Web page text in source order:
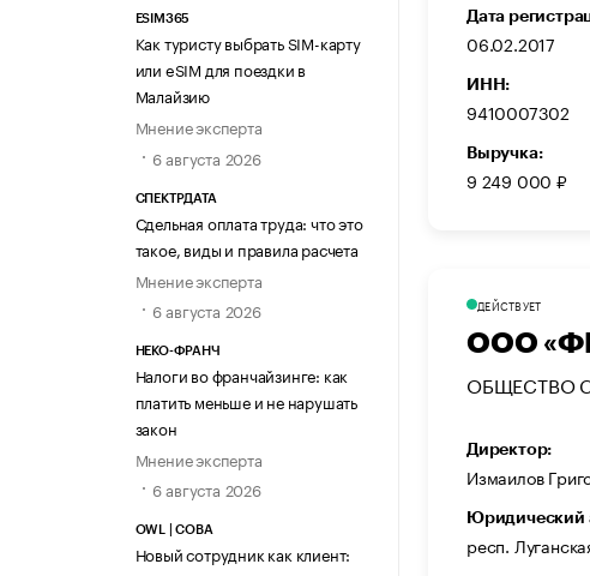
ESIM365
Как туристу выбрать SIM-карту
или eSIM для поездки в
Малайзию
Мнение эксперта
6 августа 2026
СПЕКТРДАТА
Сдельная оплата труда: что это
такое, виды и правила расчета
Мнение эксперта
6 августа 2026
НЕКО-ФРАНЧ
Налоги во франчайзинге: как
платить меньше и не нарушать
закон
Мнение эксперта
6 августа 2026
OWL | СОВА
Новый сотрудник как клиент:
Дата
06.02.2017
ИНН:
9410007302
Выручка:
9 249 000 ₽
ДЕЙСТВУЕТ
ООО
ОБЩЕСТВО
Директор:
Измаилов
Юридический
респ.